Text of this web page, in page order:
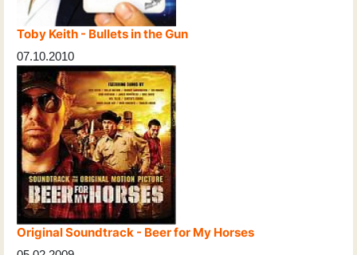
Toby Keith - Bullets in the Gun
07.10.2010
Original Soundtrack - Beer for My Horses